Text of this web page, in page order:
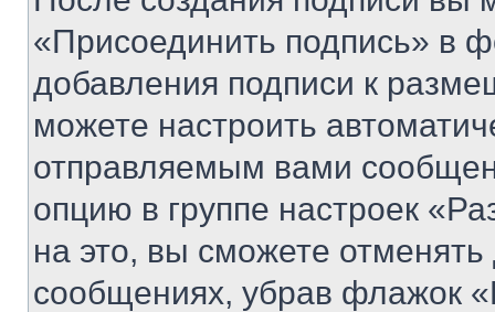
«Присоединить подпись» в
добавления подписи к
можете настроить
отправляемым вами
опцию в группе настроек
на это, вы сможете
сообщениях, убрав флажок